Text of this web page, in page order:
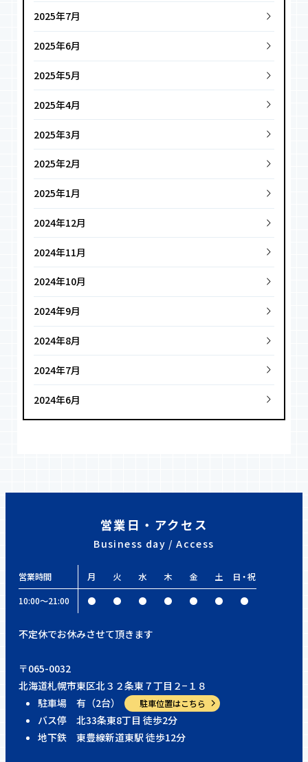
2025年7月
2025年6月
2025年5月
2025年4月
2025年3月
2025年2月
2025年1月
2024年12月
2024年11月
2024年10月
2024年9月
2024年8月
2024年7月
2024年6月
営業日・アクセス
Business day / Access
営業時間 月 火 水 木 金 土
日・祝
10:00〜21:00
● ● ● ● ● ● ●
不定休でお休みさせて頂きます
〒065-0032
北海道札幌市東区北３２条東７丁目２−１８
駐車場 有（2台）
駐車位置はこちら
バス停 北33条東8丁目 徒歩2分
地下鉄 東豊線新道東駅 徒歩12分